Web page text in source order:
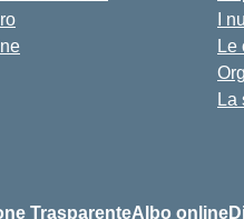
I
Le
La
TrasparenteAlbo online